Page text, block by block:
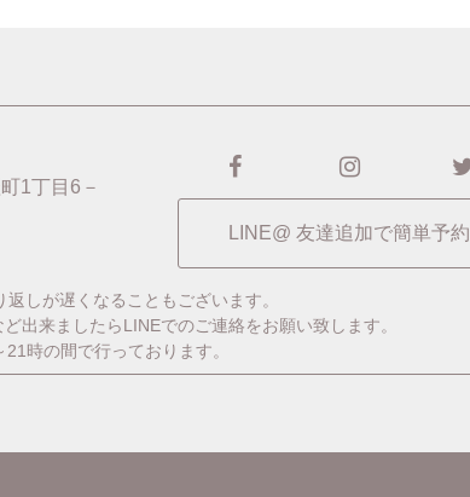
1丁目6－
LINE@ 友達追加で簡単予約
しが遅くなることもございます。
出来ましたらLINEでのご連絡をお願い致します。
時の間で行っております。